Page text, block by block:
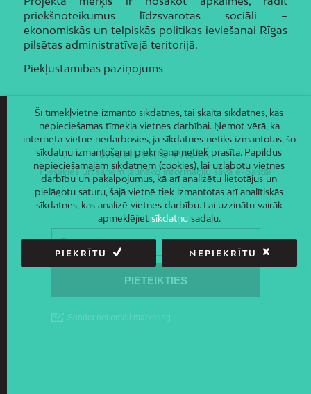
priekšnoteikumus līdzsvarotas sociāli –
ekonomiskās un telpiskās politikas ieviešanai Rīgas
pilsētas administratīvajā teritorijā.
Piekļūstamības paziņojums
JAUNUMI E-PASTĀ
Piesakies un saņem jaunāko informāciju savā e-pastā!
Šī tīmekļvietne izmanto sīkdatnes, tai skaitā sīkdatnes, kas
nepieciešamas tīmekļa vietnes darbībai. Ņemot vērā, ka
interneta vietne nedarbosies, ja sīkdatnes netiks izmantotas, šo
sīkdatņu izmantošanai piekrišana netiek prasīta. Papildus
nepieciešamajām sīkdatnēm (cookies), lai uzlabotu vietnes
darbību un pakalpojumus, kā arī analizētu lietotājus un
pielāgotu saturu, šajā vietnē tiek izmantotas arī analītiskās
sīkdatnes, kas analizē vietnes darbību. Lai uzzinātu vairāk
apmeklējiet sīkdatņusadaļu.
PIEKRĪTU NEPIEKRĪTU